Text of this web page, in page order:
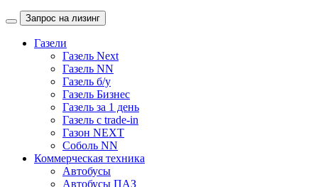
Запрос на лизинг
Газели
Газель Next
Газель NN
Газель б/у
Газель Бизнес
Газель за 1 день
Газель с trade-in
Газон NEXT
Соболь NN
Коммерческая техника
Автобусы
Автобусы ПАЗ